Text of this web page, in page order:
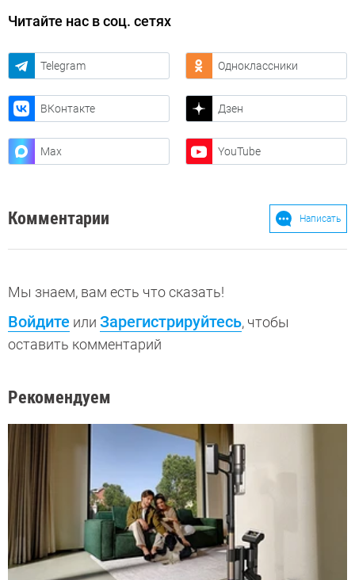
Читайте нас в соц. сетях
Telegram Одноклассники
ВКонтакте Дзен
Max YouTube
Комментарии Написать
Мы знаем, вам есть что сказать!
Войдите или Зарегистрируйтесь, чтобы
оставить комментарий
Рекомендуем